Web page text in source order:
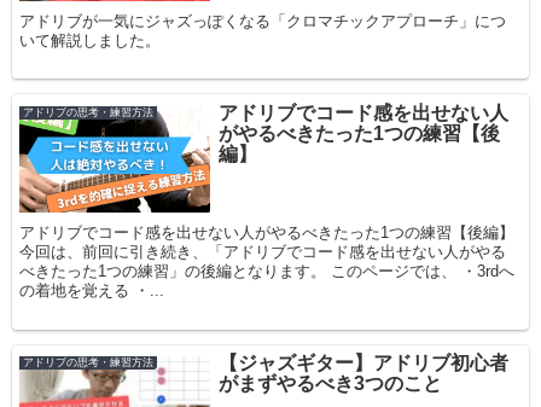
アドリブが一気にジャズっぽくなる「クロマチックアプローチ」につ
いて解説しました。
アドリブの思考・練習方法
アドリブでコード感を出せない人
がやるべきたった1つの練習【後
編】
アドリブでコード感を出せない人がやるべきたった1つの練習【後編】
今回は、前回に引き続き、「アドリブでコード感を出せない人がやる
べきたった1つの練習」の後編となります。 このページでは、 ・3rdへ
の着地を覚える ・...
アドリブの思考・練習方法
【ジャズギター】アドリブ初心者
がまずやるべき3つのこと